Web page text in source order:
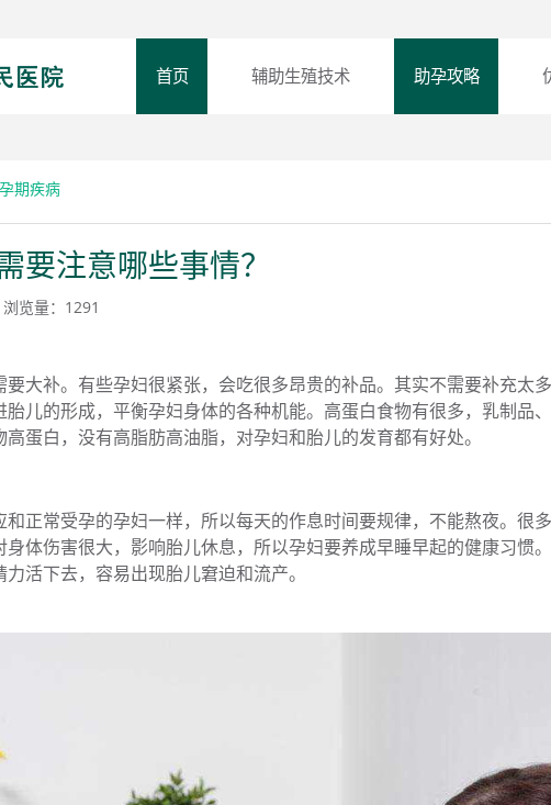
首页 辅助生殖技术 助孕攻略
孕期疾病
要注意哪些事情？
浏览量： 1291
大补。有些孕妇很紧张，会吃很多昂贵的补品。其实不需要补充太
儿的形成，平衡孕妇身体的各种机能。高蛋白食物有很多，乳制品、
蛋白，没有高脂肪高油脂，对孕妇和胎儿的发育都有好处。
和正常受孕的孕妇一样，所以每天的作息时间要规律，不能熬夜。很
体伤害很大，影响胎儿休息，所以孕妇要养成早睡早起的健康习惯
活下去，容易出现胎儿窘迫和流产。